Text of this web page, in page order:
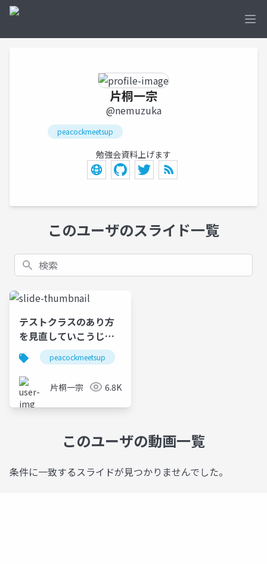
片桐一宗
@nemuzuka
peacockmeetsup
勉強会資料上げます
このユーザのスライド一覧
検索
テストクラスのあり方
を見直していこうじゃ
ないかpeacockmeetsup
片桐一宗 6.8K
このユーザの動画一覧
条件に一致するスライドが見つかりませんでした。